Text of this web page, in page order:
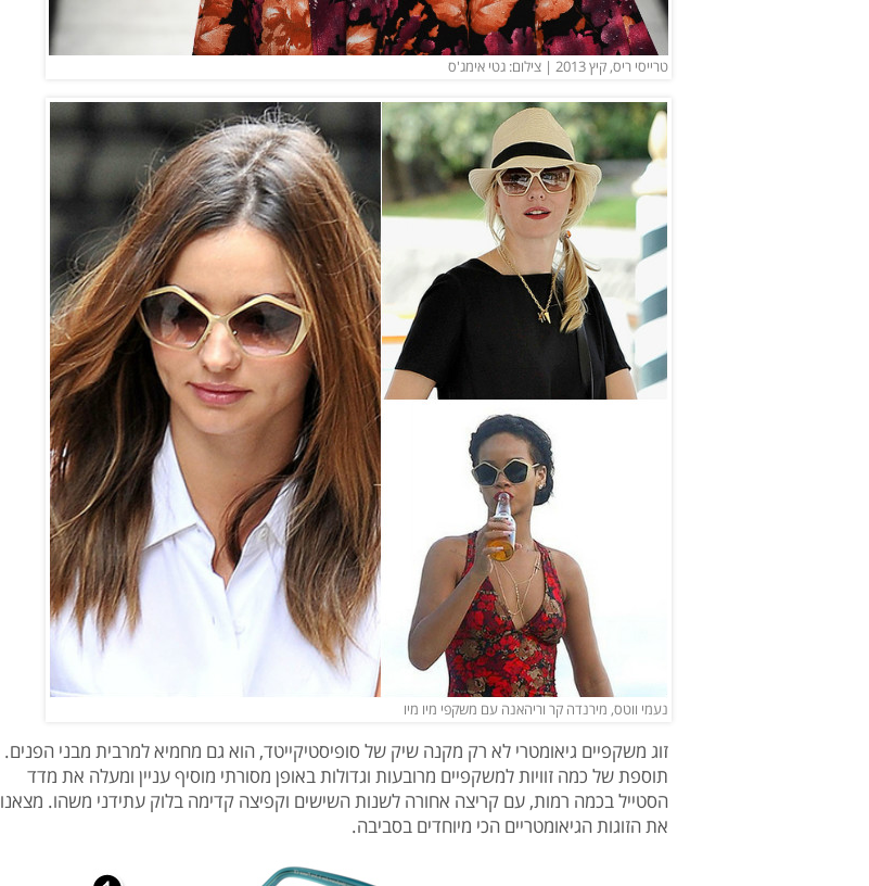
טרייסי ריס, קיץ 2013 | צילום: גטי אימג'ס
נעמי ווטס, מירנדה קר וריהאנה עם משקפי מיו מיו
זוג משקפיים גיאומטרי לא רק מקנה שיק של סופיסטיקייטד, הוא גם מחמיא למרבית מבני הפנים.
תוספת של כמה זוויות למשקפיים מרובעות וגדולות באופן מסורתי מוסיף עניין ומעלה את מדד
הסטייל בכמה רמות, עם קריצה אחורה לשנות השישים וקפיצה קדימה בלוק עתידני משהו. מצאנו
את הזוגות הגיאומטריים הכי מיוחדים בסביבה.